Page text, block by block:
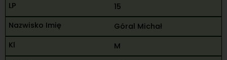
15
Góral Michał
M